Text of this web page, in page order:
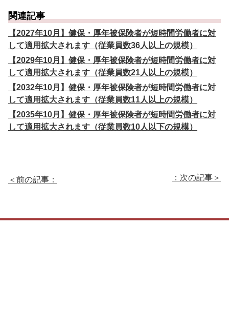
関連記事
【2027年10月】健保・厚年被保険者が短時間労働者に対
して適用拡大されます（従業員数36人以上の規模）
【2029年10月】健保・厚年被保険者が短時間労働者に対
して適用拡大されます（従業員数21人以上の規模）
【2032年10月】健保・厚年被保険者が短時間労働者に対
して適用拡大されます（従業員数11人以上の規模）
【2035年10月】健保・厚年被保険者が短時間労働者に対
して適用拡大されます（従業員数10人以下の規模）
＜前の記事： ：次の記事＞